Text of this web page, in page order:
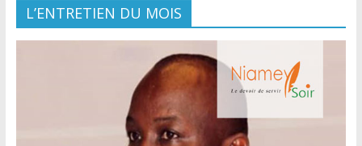
L’ENTRETIEN DU MOIS